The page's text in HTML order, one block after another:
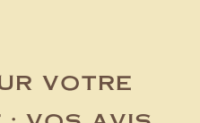
votre